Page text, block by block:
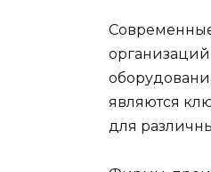
являются
для